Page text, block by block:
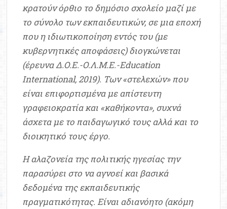
κρατούν όρθιο το δημόσιο σχολείο μαζί με
το σύνολο των εκπαιδευτικών, σε μια εποχή
που η ιδιωτικοποίηση εντός του (με
κυβερνητικές αποφάσεις) διογκώνεται
(έρευνα Δ.Ο.Ε.-Ο.Λ.Μ.Ε.-Education
International, 2019). Των «στελεχών» που
είναι επιφορτισμένα με απίστευτη
γραφειοκρατία και «καθήκοντα», συχνά
άσχετα με το παιδαγωγικό τους αλλά και το
διοικητικό τους έργο.
Η αλαζονεία της πολιτικής ηγεσίας την
παρασύρει στο να αγνοεί και βασικά
δεδομένα της εκπαιδευτικής
πραγματικότητας. Είναι αδιανόητο (ακόμη